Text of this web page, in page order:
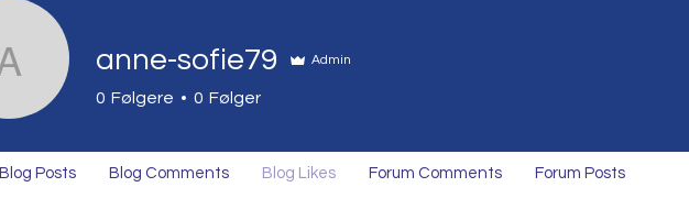
anne-sofie79
anne-sofie79 Admin
0 Følgere 0 Følger
Blog Posts Blog Comments Blog Likes Forum Comments Forum Posts